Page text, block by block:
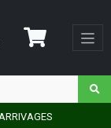
ARRIVAGES